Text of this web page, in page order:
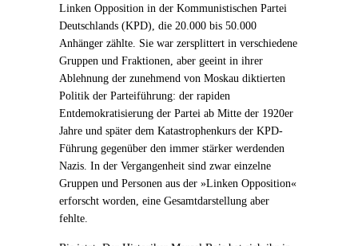
Linken Opposition in der Kommunistischen Partei
Deutschlands (KPD), die 20.000 bis 50.000
Anhänger zählte. Sie war zersplittert in verschiedene
Gruppen und Fraktionen, aber geeint in ihrer
Ablehnung der zunehmend von Moskau diktierten
Politik der Parteiführung: der rapiden
Entdemokratisierung der Partei ab Mitte der 1920er
Jahre und später dem Katastrophenkurs der KPD-
Führung gegenüber den immer stärker werdenden
Nazis. In der Vergangenheit sind zwar einzelne
Gruppen und Personen aus der »Linken Opposition«
erforscht worden, eine Gesamtdarstellung aber
fehlte.